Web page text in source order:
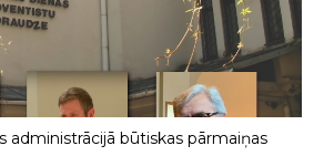
administrācijā būtiskas pārmaiņas